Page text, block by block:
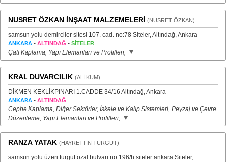
NUSRET ÖZKAN İNŞAAT MALZEMELERİ (NUSRET ÖZKAN)
samsun yolu demirciler sitesi 107. cad. no:78 Siteler, Altındağ, Ankara
ANKARA - ALTINDAĞ - SİTELER
Çatı Kaplama, Yapı Elemanları ve Profilleri,
KRAL DUVARCILIK (ALİ KUM)
DİKMEN KEKLİKPINARI 1.CADDE 34/16 Altındağ, Ankara
ANKARA - ALTINDAĞ
Cephe Kaplama, Diğer Sektörler, İskele ve Kalıp Sistemleri, Peyzaj ve Çevre
Düzenleme, Yapı Elemanları ve Profilleri,
RANZA YATAK (HAYRETTİN TURGUT)
samsun yolu üzeri turgut özal bulvarı no 196/h siteler ankara Siteler,